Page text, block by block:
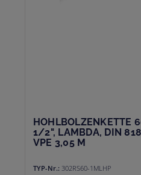
HOHLBOLZENKETTE
1/2", LAMBDA, DIN
VPE 3,05 M
TYP-Nr.: 302RS60-1MLHP